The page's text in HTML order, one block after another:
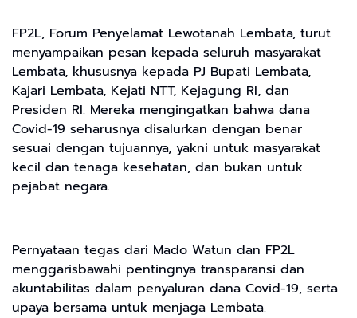
FP2L, Forum Penyelamat Lewotanah Lembata, turut
menyampaikan pesan kepada seluruh masyarakat
Lembata, khususnya kepada PJ Bupati Lembata,
Kajari Lembata, Kejati NTT, Kejagung RI, dan
Presiden RI. Mereka mengingatkan bahwa dana
Covid-19 seharusnya disalurkan dengan benar
sesuai dengan tujuannya, yakni untuk masyarakat
kecil dan tenaga kesehatan, dan bukan untuk
pejabat negara.
Pernyataan tegas dari Mado Watun dan FP2L
menggarisbawahi pentingnya transparansi dan
akuntabilitas dalam penyaluran dana Covid-19, serta
upaya bersama untuk menjaga Lembata.